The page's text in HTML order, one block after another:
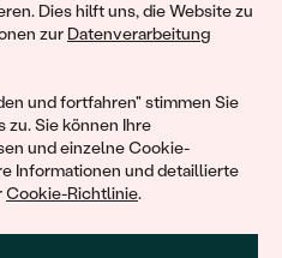
Dies hilft uns, die Website zu
zur Datenverarbeitung
und fortfahren" stimmen Sie
Sie können Ihre
und einzelne Cookie-
Informationen und detaillierte
Cookie-Richtlinie.